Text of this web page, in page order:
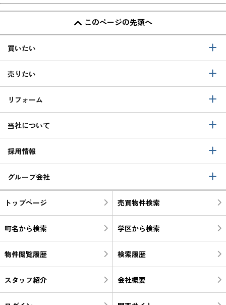
このページの先頭へ
買いたい
売りたい
リフォーム
当社について
採用情報
グループ会社
トップページ 売買物件検索
町名から検索 学区から検索
物件閲覧履歴 検索履歴
スタッフ紹介 会社概要